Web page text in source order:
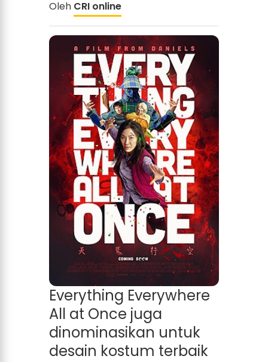
Oleh CRI online
Everything Everywhere
All at Once juga
dinominasikan untuk
desain kostum terbaik